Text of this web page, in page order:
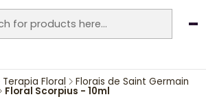
/ Sitemap:
sitemap.xml
Terapia Floral Florais de Saint Germain
Floral Scorpius - 10ml